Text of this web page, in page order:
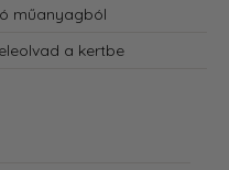
műanyagból
a kertbe